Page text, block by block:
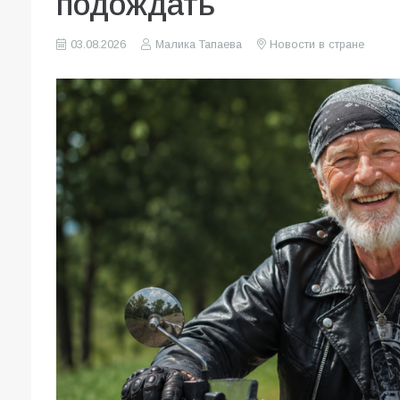
03.08.2026 Малика Тапаева Новости в стране